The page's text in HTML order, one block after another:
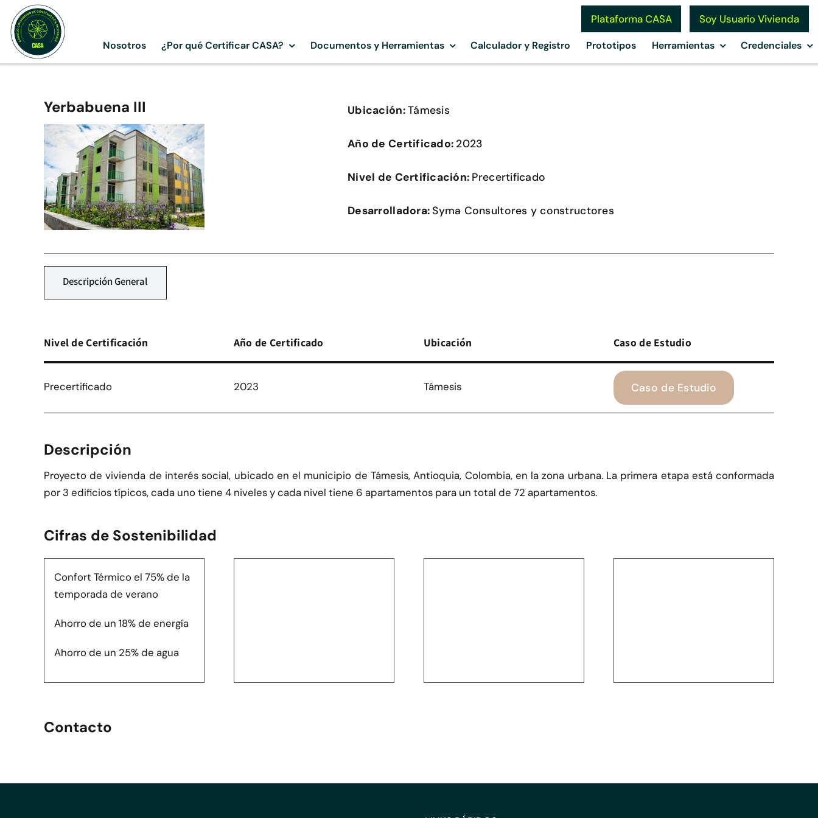
content
Plataforma CASA Soy Usuario Vivienda
Nosotros ¿Por qué Certificar CASA? Documentos y Herramientas Calculador y Registro Prototipos Herramientas Credenciales
Yerbabuena III Ubicación:Támesis
Año de Certificado: 2023
Nivel de Certificación: Precertificado
Desarrolladora:Syma Consultores y constructores
Descripción General
Nivel de Certificación Año de Certificado Ubicación Caso de Estudio
Precertificado 2023 Támesis Caso de Estudio
Descripción
Proyecto de vivienda de interés social, ubicado en el municipio de Támesis, Antioquia, Colombia, en la zona urbana. La primera etapa está conformada
por 3 edificios típicos, cada uno tiene 4 niveles y cada nivel tiene 6 apartamentos para un total de 72 apartamentos.
Cifras de Sostenibilidad
Confort Térmico el 75% de la
temporada de verano
Ahorro de un 18% de energía
Ahorro de un 25% de agua
Contacto